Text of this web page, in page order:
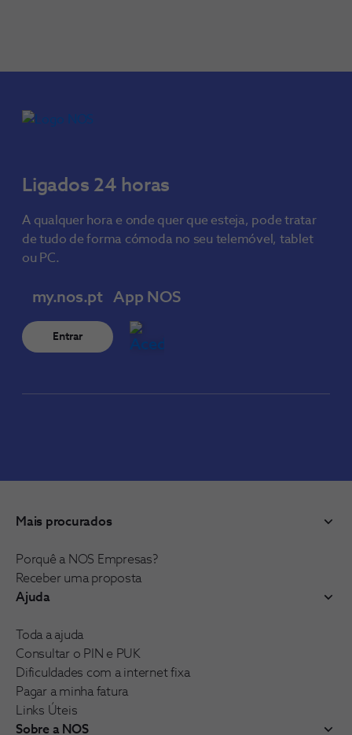
Ligados 24 horas
A qualquer hora e onde quer que esteja, pode tratar
de tudo de forma cómoda no seu telemóvel, tablet
ou PC.
my.nos.pt
Entrar
App NOS
Mais procurados
Porquê a NOS Empresas?
Receber uma proposta
Ajuda
Toda a ajuda
Consultar o PIN e PUK
Dificuldades com a internet fixa
Pagar a minha fatura
Links Úteis
Sobre a NOS